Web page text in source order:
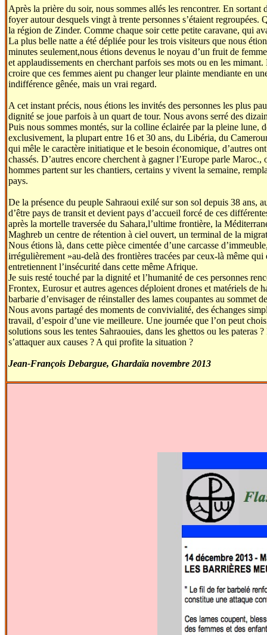
Après la prière du soir, nous sommes allés les rencontrer. En
foyer autour desquels vingt à trente personnes s’étaient
la région de Zinder. Comme chaque soir cette petite caravane, qui
La plus belle natte a été dépliée pour les trois visiteurs que nous
minutes seulement,nous étions devenus le noyau d’un fruit de
et applaudissements en cherchant parfois ses mots ou en les
croire que ces femmes aient pu changer leur plainte mendiante en
indifférence gênée, mais un vrai regard.
A cet instant précis, nous étions les invités des personnes les plus
dignité se joue parfois à un quart de tour. Nous avons serré des
Puis nous sommes montés, sur la colline éclairée par la pleine
exclusivement, la plupart entre 16 et 30 ans, du Libéria, du
qui mêle le caractère initiatique et le besoin économique, d’autres
chassés. D’autres encore cherchent à gagner l’Europe parle
hommes partent sur les chantiers, certains y vivent la semaine,
pays.
De la présence du peuple Sahraoui exilé sur son sol depuis 38 ans,
d’être pays de transit et devient pays d’accueil forcé de ces
après la mortelle traversée du Sahara,l’ultime frontière, la
Maghreb un centre de rétention à ciel ouvert, un terminal de la
Nous étions là, dans cette pièce cimentée d’une carcasse
irrégulièrement »au-delà des frontières tracées par ceux-là même
entretiennent l’insécurité dans cette même Afrique.
Je suis resté touché par la dignité et l’humanité de ces personnes
Frontex, Eurosur et autres agences déploient drones et matériels de
barbarie d’envisager de réinstaller des lames coupantes au sommet
Nous avons partagé des moments de convivialité, des échanges
travail, d’espoir d’une vie meilleure. Une journée que l’on peut
solutions sous les tentes Sahraouies, dans les ghettos ou les
s’attaquer aux causes ? A qui profite la situation ?
Jean-François Debargue, Ghardaïa novembre 2013